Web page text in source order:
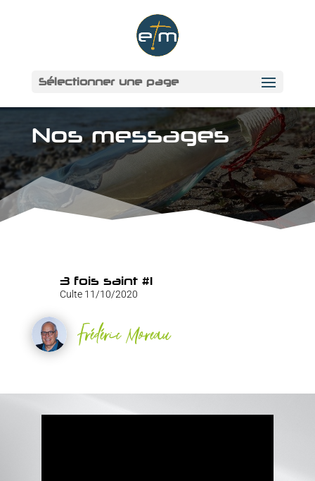
Sélectionner une page
Nos messages
3 fois saint #1
Culte 11/10/2020
Frédéric Moreau